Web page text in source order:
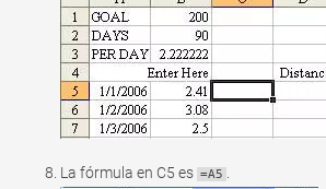
La fórmula en C5 es =A5